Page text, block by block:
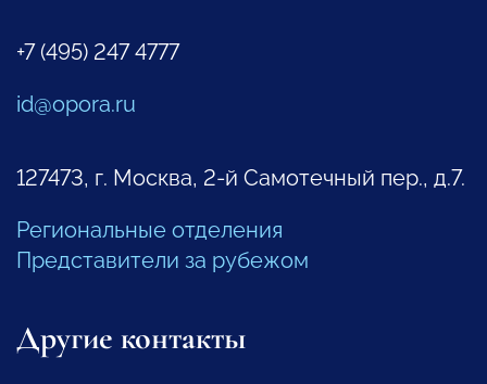
+7 (495) 247 4777
id@opora.ru
127473, г. Москва, 2-й Самотечный пер., д.7.
Региональные отделения
Представители за рубежом
Другие контакты